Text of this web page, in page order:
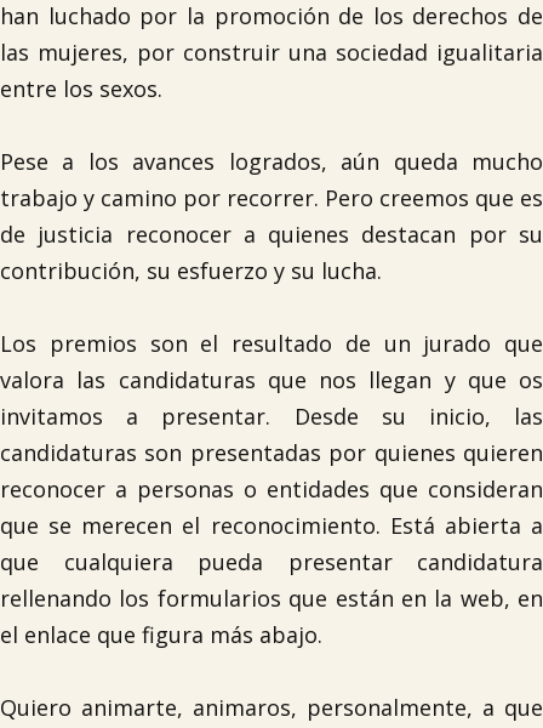
han luchado por la promoción de los derechos de
las mujeres, por construir una sociedad igualitaria
entre los sexos.
Pese a los avances logrados, aún queda mucho
trabajo y camino por recorrer. Pero creemos que es
de justicia reconocer a quienes destacan por su
contribución, su esfuerzo y su lucha.
Los premios son el resultado de un jurado que
valora las candidaturas que nos llegan y que os
invitamos a presentar. Desde su inicio, las
candidaturas son presentadas por quienes quieren
reconocer a personas o entidades que consideran
que se merecen el reconocimiento. Está abierta a
que cualquiera pueda presentar candidatura
rellenando los formularios que están en la web, en
el enlace que figura más abajo.
Quiero animarte, animaros, personalmente, a que